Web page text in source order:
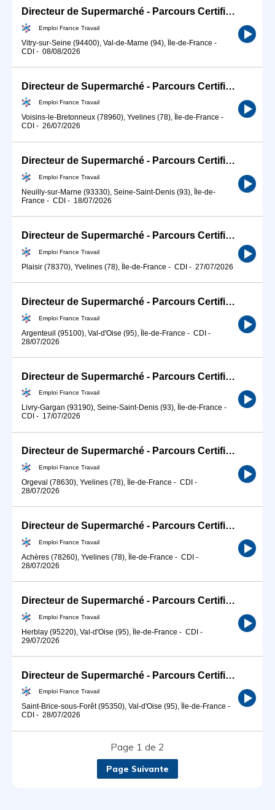
Directeur de Supermarché - Parcours Certifiant (H/F)
Emploi France Travail
Vitry-sur-Seine (94400), Val-de-Marne (94), Île-de-France -
CDI - 08/08/2026
Directeur de Supermarché - Parcours Certifiant (H/F)
Emploi France Travail
Voisins-le-Bretonneux (78960), Yvelines (78), Île-de-France -
CDI - 26/07/2026
Directeur de Supermarché - Parcours Certifiant (H/F)
Emploi France Travail
Neuilly-sur-Marne (93330), Seine-Saint-Denis (93), Île-de-
France - CDI - 18/07/2026
Directeur de Supermarché - Parcours Certifiant (H/F)
Emploi France Travail
Plaisir (78370), Yvelines (78), Île-de-France - CDI - 27/07/2026
Directeur de Supermarché - Parcours Certifiant (H/F)
Emploi France Travail
Argenteuil (95100), Val-d'Oise (95), Île-de-France - CDI -
28/07/2026
Directeur de Supermarché - Parcours Certifiant (H/F)
Emploi France Travail
Livry-Gargan (93190), Seine-Saint-Denis (93), Île-de-France -
CDI - 17/07/2026
Directeur de Supermarché - Parcours Certifiant (H/F)
Emploi France Travail
Orgeval (78630), Yvelines (78), Île-de-France - CDI -
28/07/2026
Directeur de Supermarché - Parcours Certifiant (H/F)
Emploi France Travail
Achères (78260), Yvelines (78), Île-de-France - CDI -
28/07/2026
Directeur de Supermarché - Parcours Certifiant (H/F)
Emploi France Travail
Herblay (95220), Val-d'Oise (95), Île-de-France - CDI -
29/07/2026
Directeur de Supermarché - Parcours Certifiant (H/F)
Emploi France Travail
Saint-Brice-sous-Forêt (95350), Val-d'Oise (95), Île-de-France -
CDI - 28/07/2026
Page 1 de 2
Page Suivante